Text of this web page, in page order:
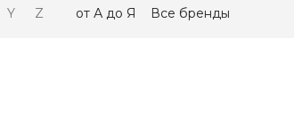
Y Z от А до Я Все бренды